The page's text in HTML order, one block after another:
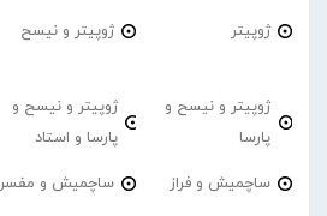
ژوپیتر ژوپیتر و نیسح
ژوپیتر و نیسح و
پارسا
ژوپیتر و نیسح و
پارسا و استاد
ساچمیش و فراز ساچمیش و مفسر